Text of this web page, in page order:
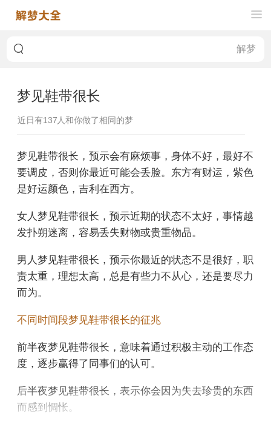
梦见鞋带很长
近日有137人和你做了相同的梦
梦见鞋带很长，预示会有麻烦事，身体不好，最好不
要调皮，否则你最近可能会丢脸。东方有财运，紫色
是好运颜色，吉利在西方。
女人梦见鞋带很长，预示近期的状态不太好，事情越
发扑朔迷离，容易丢失财物或贵重物品。
男人梦见鞋带很长，预示你最近的状态不是很好，职
责太重，理想太高，总是有些力不从心，还是要尽力
而为。
不同时间段梦见鞋带很长的征兆
前半夜梦见鞋带很长，意味着通过积极主动的工作态
度，逐步赢得了同事们的认可。
后半夜梦见鞋带很长，表示你会因为失去珍贵的东西
而感到惆怅。